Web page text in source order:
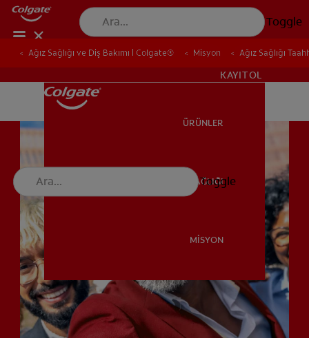
Toggle
AĞIZ SAĞLIĞI
MİSYON
KAYIT OL
ÜRÜNLER
AĞIZ SAĞLIĞI
MİSYON
Toggle
Ağız Sağlığı ve Diş Bakımı | Colgate® Misyon Ağız Sağlığı
Ağız Sağlığı ve Diş Bakımı | Colgate® Misyon Ağız Sağlığı